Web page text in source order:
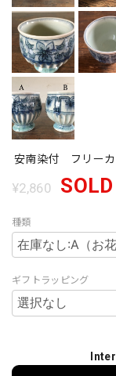
安南染付 フリー
¥2,860
種類
ギフトラッピング